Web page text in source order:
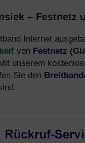
– Festnetz
Internet
von Festnetz
unserem
Sie den